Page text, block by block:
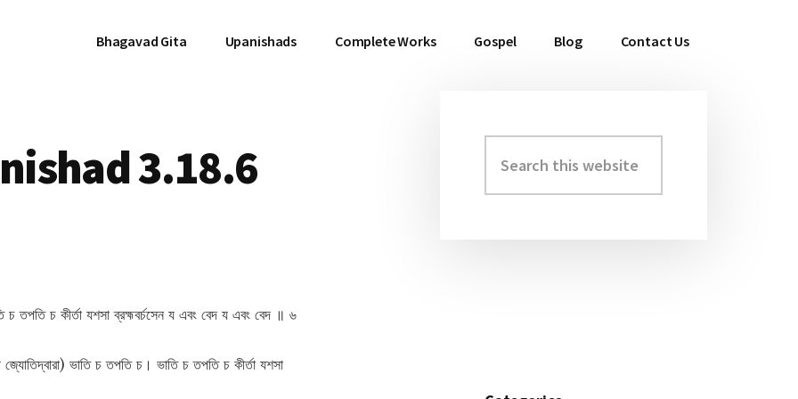
Bhagavad Gita Upanishads Complete Works Gospel Blog Contact Us
3.18.6
চ তপতি চ কীৰ্তা যশসা ব্রহ্মবর্চসেন য এবং বেদ য এবং বেদ ॥ ৬
ভাতি চ তপতি চ। ভাতি চ তপতি চ কীৰ্তা যশসা
Primary
Sidebar
this
website